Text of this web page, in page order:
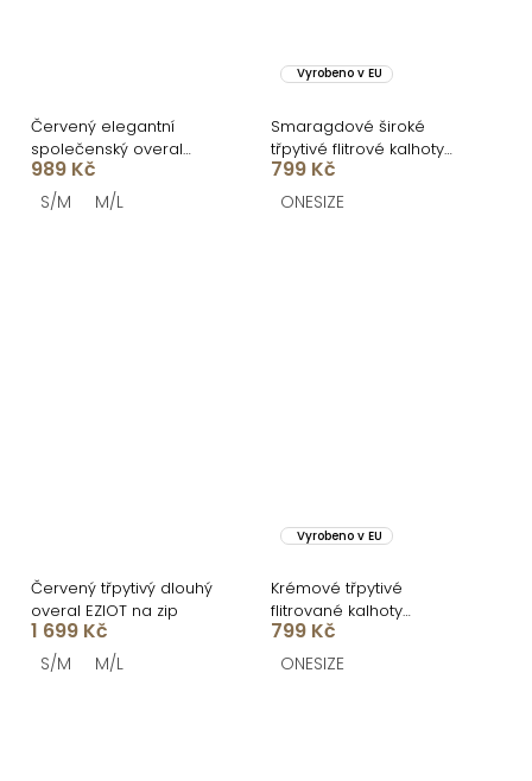
Červený elegantní
společenský overal
TORAVIE
989 Kč
S/M M/L
Vyrobeno v EU
Smaragdové široké
třpytivé flitrové kalhoty
NULDIRA
799 Kč
ONESIZE
Červený třpytivý dlouhý
overal EZIOT na zip
1 699 Kč
S/M M/L
Vyrobeno v EU
Krémové třpytivé
flitrované kalhoty
NULDIRA
799 Kč
ONESIZE